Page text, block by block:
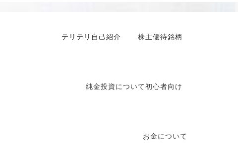
テリテリ自己紹介 株主優待銘柄
純金投資について初心者向け
お金について